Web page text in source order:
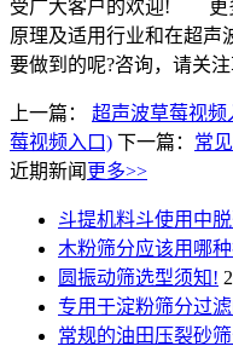
受广大客户的欢迎! 更
原理及适用行业和在超声
要做到的呢?咨询，请关注
上一篇： 超声波草莓视
莓视频入口) 下一篇： 常
近期新闻 更多>>
斗提机料斗使用中
木粉筛分应该用哪
圆振动筛选型须知!
专用于淀粉筛分过
常规的油田压裂砂